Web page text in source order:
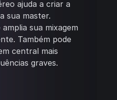
ajuda a criar a
sua master.
sua mixagem
Também pode
central mais
graves.